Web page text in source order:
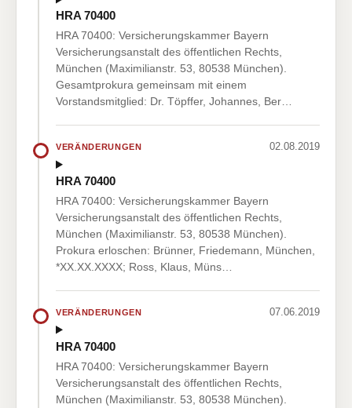
HRA 70400
HRA 70400: Versicherungskammer Bayern
Versicherungsanstalt des öffentlichen Rechts,
München (Maximilianstr. 53, 80538 München).
Gesamtprokura gemeinsam mit einem
Vorstandsmitglied: Dr. Töpffer, Johannes, Ber…
VERÄNDERUNGEN 02.08.2019
HRA 70400
HRA 70400: Versicherungskammer Bayern
Versicherungsanstalt des öffentlichen Rechts,
München (Maximilianstr. 53, 80538 München).
Prokura erloschen: Brünner, Friedemann, München,
*XX.XX.XXXX; Ross, Klaus, Müns…
VERÄNDERUNGEN 07.06.2019
HRA 70400
HRA 70400: Versicherungskammer Bayern
Versicherungsanstalt des öffentlichen Rechts,
München (Maximilianstr. 53, 80538 München).